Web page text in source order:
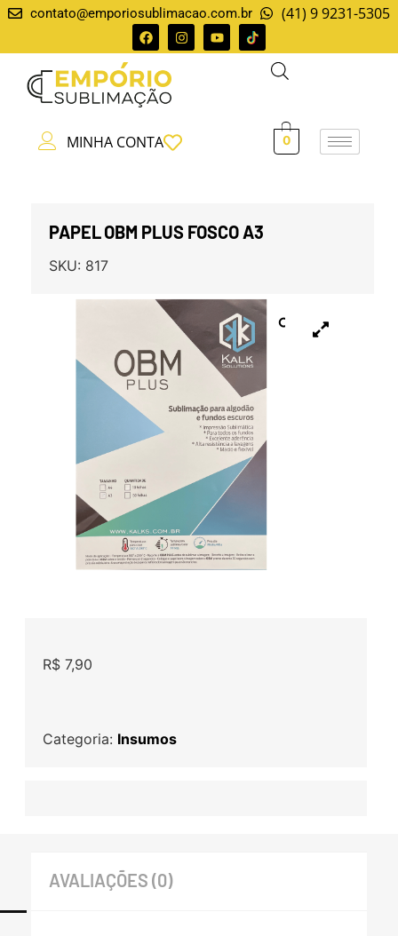
contato@emporiosublimacao.com.br (41) 9 9231-5305
MINHA CONTA 0
PAPEL OBM PLUS FOSCO A3
SKU: 817
R$7,90
Categoria: Insumos
AVALIAÇÕES (0)